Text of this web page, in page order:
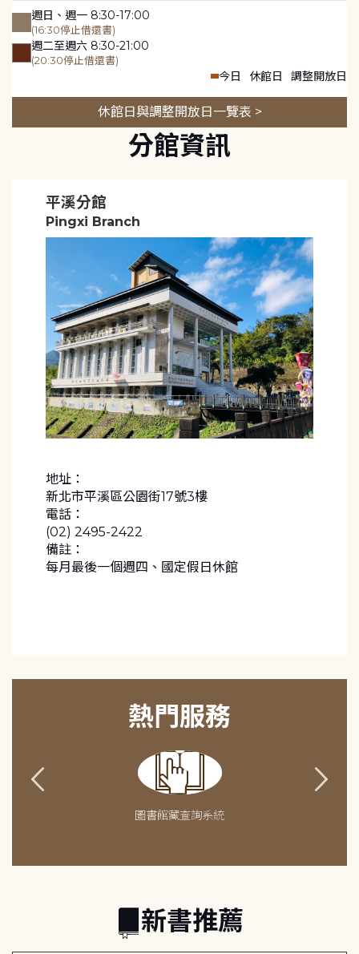
週日、週一 8:30-17:00
(16:30停止借還書)
週二至週六 8:30-21:00
(20:30停止借還書)
今日 休館日 調整開放日
休館日與調整開放日一覽表 >
分館資訊
平溪分館
Pingxi Branch
地址：
新北市平溪區公園街17號3樓
電話：
(02) 2495-2422
備註：
每月最後一個週四、國定假日休館
熱門服務
圖書館藏查詢系統
新書推薦